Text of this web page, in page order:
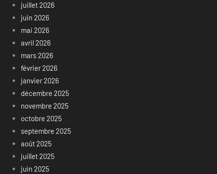
juillet 2026
juin 2026
mai 2026
avril 2026
mars 2026
février 2026
janvier 2026
décembre 2025
novembre 2025
octobre 2025
septembre 2025
août 2025
juillet 2025
juin 2025